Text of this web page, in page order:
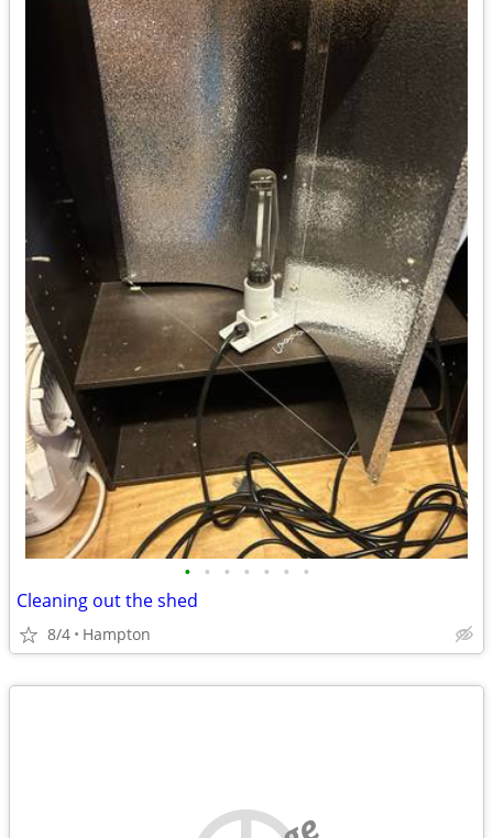
• • • • • • •
Cleaning out the shed
8/4 Hampton